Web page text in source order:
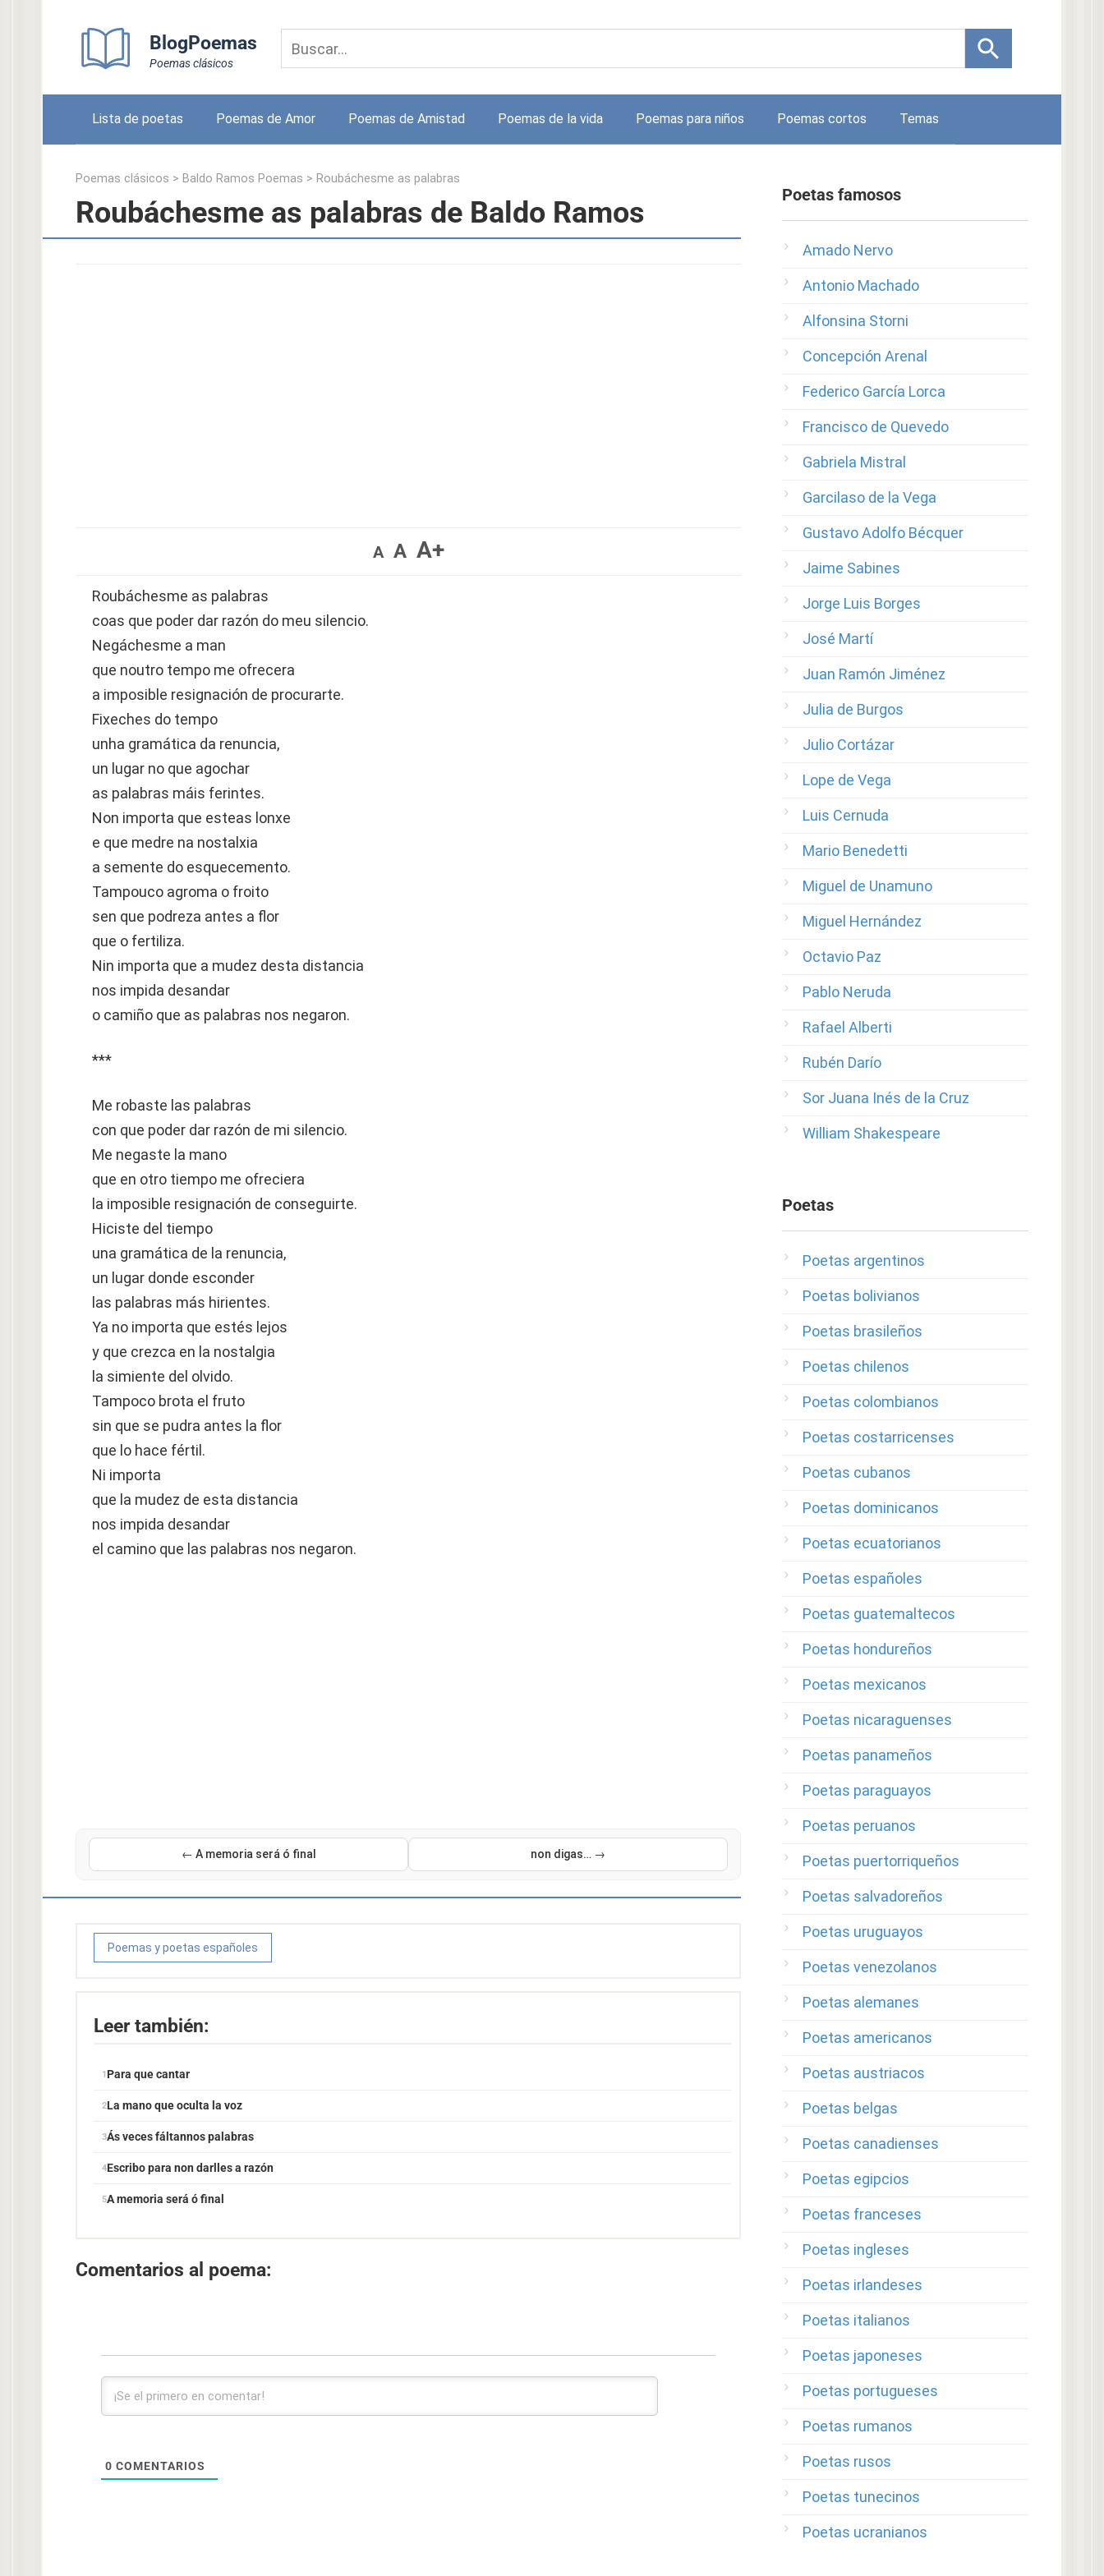
BlogPoemas
Poemas clásicos
Lista de poetas Poemas de Amor Poemas de Amistad Poemas de la vida Poemas para niños Poemas cortos Temas
Poemas clásicos > Baldo Ramos Poemas > Roubáchesme as palabras
Roubáchesme as palabras de Baldo Ramos
A A A+
Roubáchesme as palabras
coas que poder dar razón do meu silencio.
Negáchesme a man
que noutro tempo me ofrecera
a imposible resignación de procurarte.
Fixeches do tempo
unha gramática da renuncia,
un lugar no que agochar
as palabras máis ferintes.
Non importa que esteas lonxe
e que medre na nostalxia
a semente do esquecemento.
Tampouco agroma o froito
sen que podreza antes a flor
que o fertiliza.
Nin importa que a mudez desta distancia
nos impida desandar
o camiño que as palabras nos negaron.
***
Me robaste las palabras
con que poder dar razón de mi silencio.
Me negaste la mano
que en otro tiempo me ofreciera
la imposible resignación de conseguirte.
Hiciste del tiempo
una gramática de la renuncia,
un lugar donde esconder
las palabras más hirientes.
Ya no importa que estés lejos
y que crezca en la nostalgia
la simiente del olvido.
Tampoco brota el fruto
sin que se pudra antes la flor
que lo hace fértil.
Ni importa
que la mudez de esta distancia
nos impida desandar
el camino que las palabras nos negaron.
← A memoria será ó final non digas… →
Poemas y poetas españoles
Leer también:
Para que cantar
La mano que oculta la voz
Ás veces fáltannos palabras
Escribo para non darlles a razón
A memoria será ó final
Comentarios al poema:
0 COMENTARIOS
Poetas famosos
Amado Nervo
Antonio Machado
Alfonsina Storni
Concepción Arenal
Federico García Lorca
Francisco de Quevedo
Gabriela Mistral
Garcilaso de la Vega
Gustavo Adolfo Bécquer
Jaime Sabines
Jorge Luis Borges
José Martí
Juan Ramón Jiménez
Julia de Burgos
Julio Cortázar
Lope de Vega
Luis Cernuda
Mario Benedetti
Miguel de Unamuno
Miguel Hernández
Octavio Paz
Pablo Neruda
Rafael Alberti
Rubén Darío
Sor Juana Inés de la Cruz
William Shakespeare
Poetas
Poetas argentinos
Poetas bolivianos
Poetas brasileños
Poetas chilenos
Poetas colombianos
Poetas costarricenses
Poetas cubanos
Poetas dominicanos
Poetas ecuatorianos
Poetas españoles
Poetas guatemaltecos
Poetas hondureños
Poetas mexicanos
Poetas nicaraguenses
Poetas panameños
Poetas paraguayos
Poetas peruanos
Poetas puertorriqueños
Poetas salvadoreños
Poetas uruguayos
Poetas venezolanos
Poetas alemanes
Poetas americanos
Poetas austriacos
Poetas belgas
Poetas canadienses
Poetas egipcios
Poetas franceses
Poetas ingleses
Poetas irlandeses
Poetas italianos
Poetas japoneses
Poetas portugueses
Poetas rumanos
Poetas rusos
Poetas tunecinos
Poetas ucranianos